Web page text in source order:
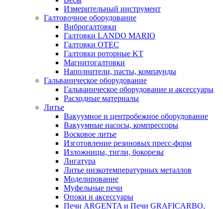
Измерительный инструмент
Галтовочное оборудование
Виброгалтовки
Галтовки LANDO MARIO
Галтовки OTEC
Галтовки роторные KT
Магнитогалтовки
Наполнители, пасты, компаунды
Гальваническое оборудование
Гальваническое оборудование и аксессуары
Расходные материалы
Литье
Вакуумное и центробежное оборудование
Вакуумные насосы, компрессоры
Восковое литье
Изготовление резиновых пресс-форм
Изложницы, тигли, бокорезы
Лигатура
Литье низкотемпературных металлов
Моделирование
Муфельные печи
Опоки и аксессуары
Печи ARGENTA и Печи GRAFICARBO,